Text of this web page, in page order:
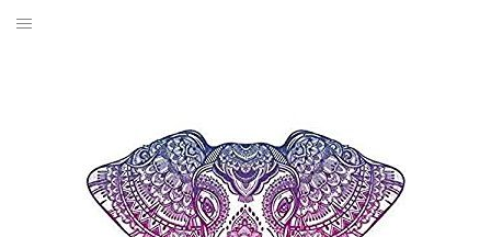
Skip
SEYAHAT REHBERI